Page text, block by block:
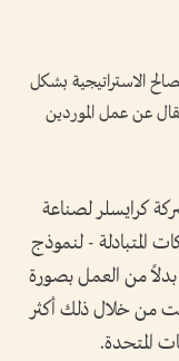
الاستراتيجية بشكل
عن عمل الموردين
كرايسلر لصناعة
المتبادلة - لنموذج
بدلاً من العمل بصورة
من خلال ذلك أكثر
المتحدة.